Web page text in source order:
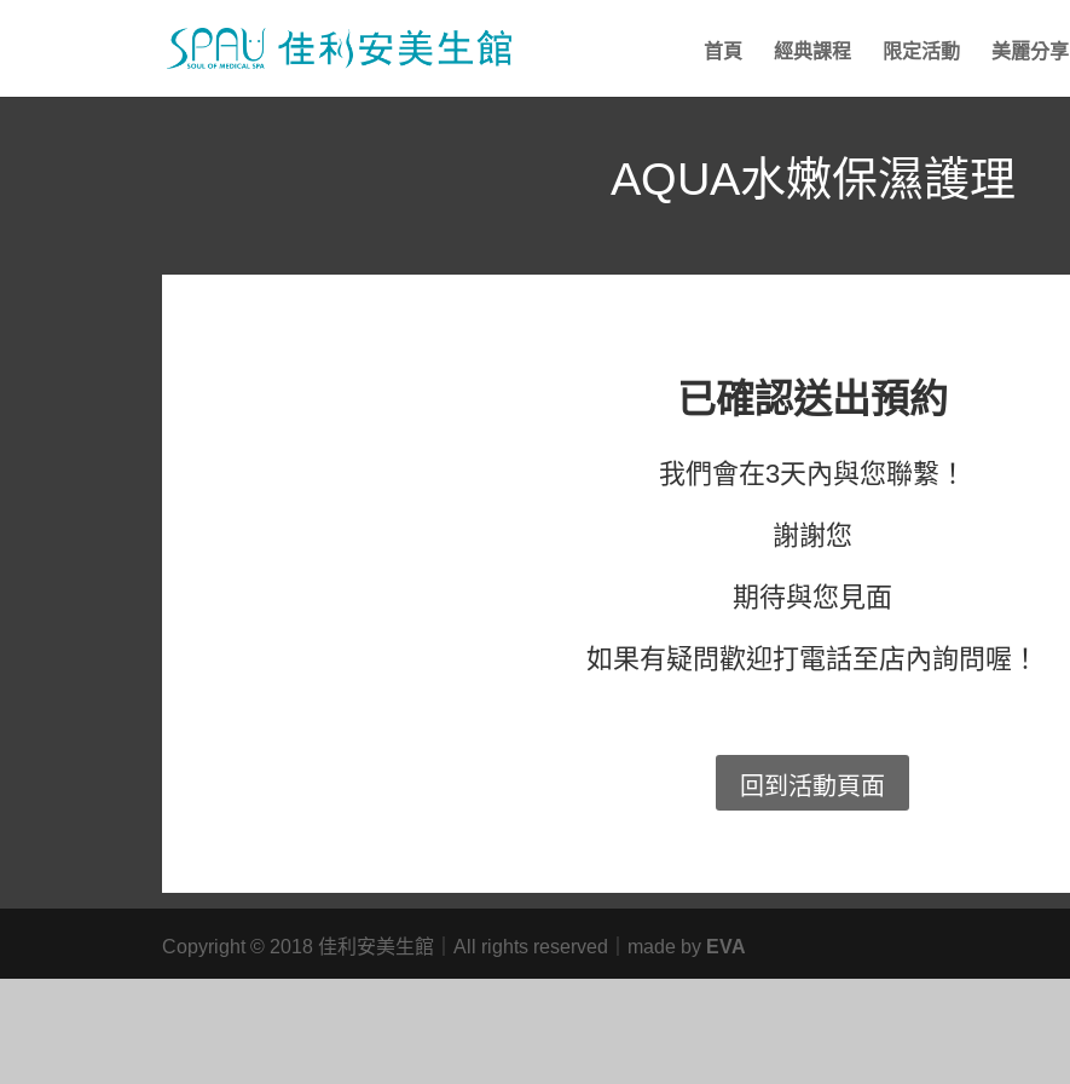
首頁 經典課程 限定活動 美麗分享
AQUA水嫩保濕護理
已確認送出預約
我們會在3天內與您聯繫！
謝謝您
期待與您見面
如果有疑問歡迎打電話至店內詢問喔！
回到活動頁面
Copyright© 2018 佳利安美生館｜All rights reserved｜made by EVA